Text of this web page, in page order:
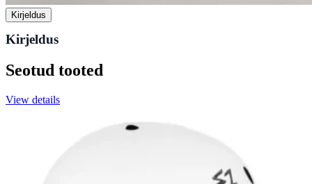
Kirjeldus
Kirjeldus
Seotud tooted
View details